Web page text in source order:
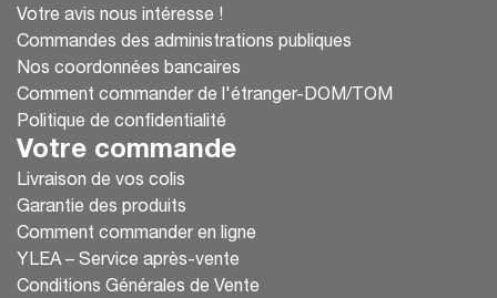
Votre avis nous intéresse !
Commandes des administrations publiques
Nos coordonnées bancaires
Comment commander de l'étranger-DOM/TOM
Politique de confidentialité
Votre commande
Livraison de vos colis
Garantie des produits
Comment commander en ligne
YLEA – Service après-vente
Conditions Générales de Vente